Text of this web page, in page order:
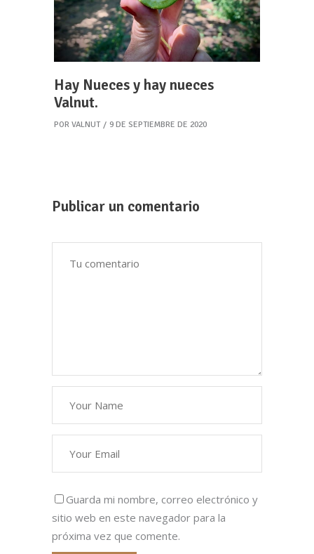
Hay Nueces y hay nueces
Valnut.
POR VALNUT 9 DE SEPTIEMBRE DE 2020
Publicar un comentario
Guarda mi nombre, correo electrónico y
sitio web en este navegador para la
próxima vez que comente.